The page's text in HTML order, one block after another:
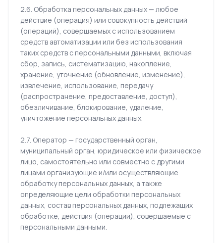
2.6. Обработка персональных данных — любое
действие (операция) или совокупность действий
(операций), совершаемых с использованием
средств автоматизации или без использования
таких средств с персональными данными, включая
сбор, запись, систематизацию, накопление,
хранение, уточнение (обновление, изменение),
извлечение, использование, передачу
(распространение, предоставление, доступ),
обезличивание, блокирование, удаление,
уничтожение персональных данных.
2.7. Оператор — государственный орган,
муниципальный орган, юридическое или физическое
лицо, самостоятельно или совместно с другими
лицами организующие и/или осуществляющие
обработку персональных данных, а также
определяющие цели обработки персональных
данных, состав персональных данных, подлежащих
обработке, действия (операции), совершаемые с
персональными данными.